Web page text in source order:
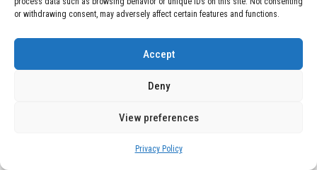
or withdrawing consent, may adversely affect certain features and functions.
Accept
Deny
View preferences
Privacy Policy